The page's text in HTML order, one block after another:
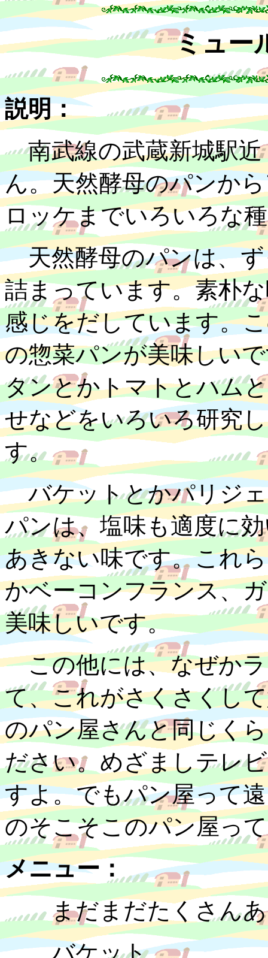
ミュー
説明：
南武線の武蔵新城駅近
ん。天然酵母のパンか
ロッケまでいろいろな
天然酵母のパンは、ず
詰まっています。素朴
感じをだしています。
の惣菜パンが美味しい
タンとかトマトとハム
せなどをいろいろ研究
す。
バケットとかパリジェ
パンは、塩味も適度に
あきない味です。これ
かベーコンフランス、
美味しいです。
この他には、なぜかラ
て、これがさくさくし
のパン屋さんと同じく
ださい。めざましテレ
すよ。でもパン屋って
のそこそこのパン屋っ
メニュー：
まだまだたくさんあ
バケット